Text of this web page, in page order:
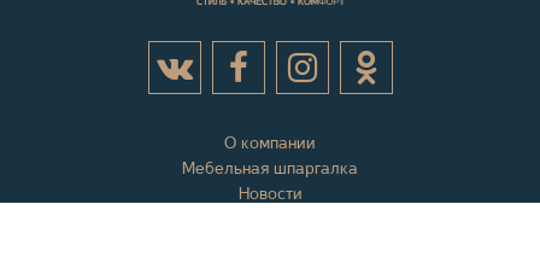
О компании
Мебельная шпаргалка
Новости